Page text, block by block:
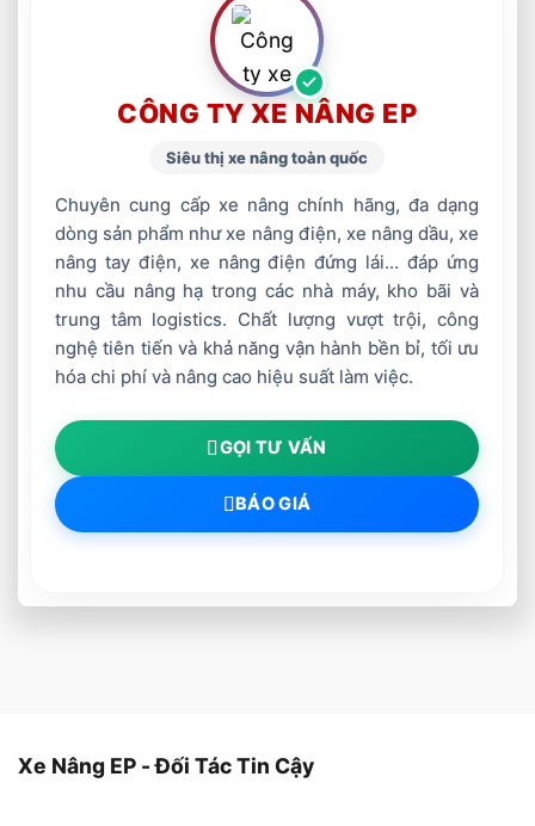
CÔNG TY XE NÂNG EP
Siêu thị xe nâng toàn quốc
Chuyên cung cấp xe nâng chính hãng, đa dạng
dòng sản phẩm như xe nâng điện, xe nâng dầu, xe
nâng tay điện, xe nâng điện đứng lái... đáp ứng
nhu cầu nâng hạ trong các nhà máy, kho bãi và
trung tâm logistics. Chất lượng vượt trội, công
nghệ tiên tiến và khả năng vận hành bền bỉ, tối ưu
hóa chi phí và nâng cao hiệu suất làm việc.
GỌI TƯ VẤN
BÁO GIÁ
Xe Nâng EP - Đối Tác Tin Cậy